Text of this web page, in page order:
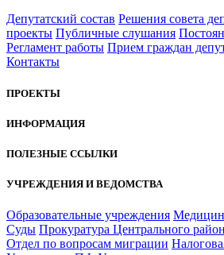
Депутатский состав Решения совета
проекты Публичные слушания
Регламент работы Прием граждан
Контакты
ПРОЕКТЫ
ИНФОРМАЦИЯ
ПОЛЕЗНЫЕ ССЫЛКИ
УЧРЕЖДЕНИЯ И ВЕДОМСТВА
Образовательные учреждения
Суды Прокуратура Центрального
Отдел по вопросам миграции